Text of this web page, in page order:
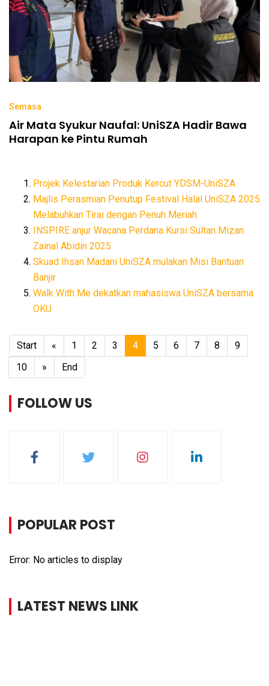
Semasa
Air Mata Syukur Naufal: UniSZA Hadir Bawa
Harapan ke Pintu Rumah
Projek Kelestarian Produk Kercut YDSM-UniSZA
Majlis Perasmian Penutup Festival Halal UniSZA 2025
Melabuhkan Tirai dengan Penuh Meriah
INSPIRE anjur Wacana Perdana Kursi Sultan Mizan
Zainal Abidin 2025
Skuad Ihsan Madani UniSZA mulakan Misi Bantuan
Banjir
Walk With Me dekatkan mahasiswa UniSZA bersama
OKU
Start « 1 2 3 4 5 6 7 8
9
10
» End
FOLLOW US
POPULAR POST
Error: No articles to display
LATEST NEWS LINK